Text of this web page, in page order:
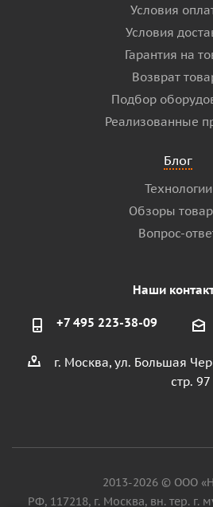
Условия
Условия
Гарантия на
Возврат
Подбор
Реализованные
Блог
Технологии
Обзоры
Вопрос-
Наши
+7 495 223-38-09
г. Москва, ул. Большая
стр. 97
2013-2026 © ООО
РФ, 117218, г. Москва, вн. тер. г.